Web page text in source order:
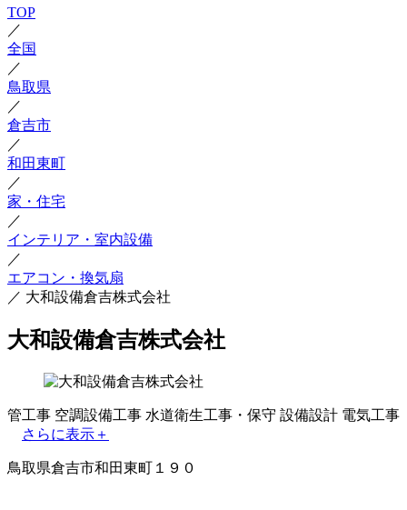
TOP
／
全国
／
鳥取県
／
倉吉市
／
和田東町
／
家・住宅
／
インテリア・室内設備
／
エアコン・換気扇
／ 大和設備倉吉株式会社
大和設備倉吉株式会社
管工事 空調設備工事 水道衛生工事・保守 設備設計 電気工事
さらに表示＋
鳥取県倉吉市和田東町１９０